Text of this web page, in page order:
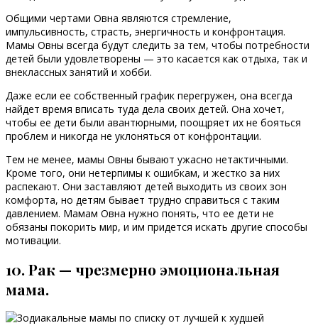
Общими чертами Овна являются стремление,
импульсивность, страсть, энергичность и конфронтация.
Мамы Овны всегда будут следить за тем, чтобы потребности
детей были удовлетворены — это касается как отдыха, так и
внеклассных занятий и хобби.
Даже если ее собственный график перегружен, она всегда
найдет время вписать туда дела своих детей. Она хочет,
чтобы ее дети были авантюрными, поощряет их не бояться
проблем и никогда не уклоняться от конфронтации.
Тем не менее, мамы Овны бывают ужасно нетактичными.
Кроме того, они нетерпимы к ошибкам, и жестко за них
распекают. Они заставляют детей выходить из своих зон
комфорта, но детям бывает трудно справиться с таким
давлением. Мамам Овна нужно понять, что ее дети не
обязаны покорить мир, и им придется искать другие способы
мотивации.
10. Рак — чрезмерно эмоциональная
мама.